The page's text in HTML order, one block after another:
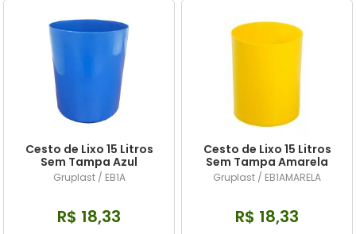
DESINFETANTE UP PRO
DETERGENTE UP PRO EXPERT
LAVANDERIA
USO GERAL
VASSOURA
LIXEIRA SEM TAMPA
LIXEIRAS BASCULANTE- GRUPLAST
SUPORTE PARA COPO DESCARTÁVEL
Cesto de Lixo 15 Litros
Sem Tampa Azul
Gruplast / EB1A
R$ 18,33
Cesto de Lixo 15 Litros
Sem Tampa Amarela
Gruplast / EB1AMARELA
R$ 18,33